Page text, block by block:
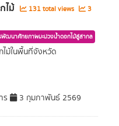
ไม้ 131 total views
3
พัฒนาศักยภาพมะม่วงน้ำดอกไม้สู่สากล
ม้ในพื้นที่จังหวัด
ร 3 กุมภาพันธ์ 2569